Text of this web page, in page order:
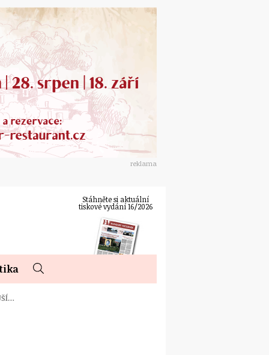
reklama
Stáhněte si aktuální
tiskové vydání 16/2026